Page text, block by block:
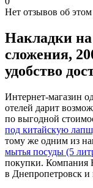
Нет отзывов об этом
Накладки на
сложения,
удобство
Интернет-магазин
отелей дарит
по выгодной
под китайскую
тому же одним из
мытья посуды (5
покупки. Компания
в Днепропетровск и